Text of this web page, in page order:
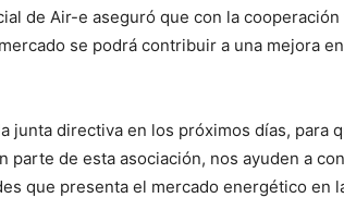
de Air-e aseguró que con la
se podrá contribuir a una mejora
junta directiva en los próximos días, para
parte de esta asociación, nos ayuden a
que presenta el mercado energético en